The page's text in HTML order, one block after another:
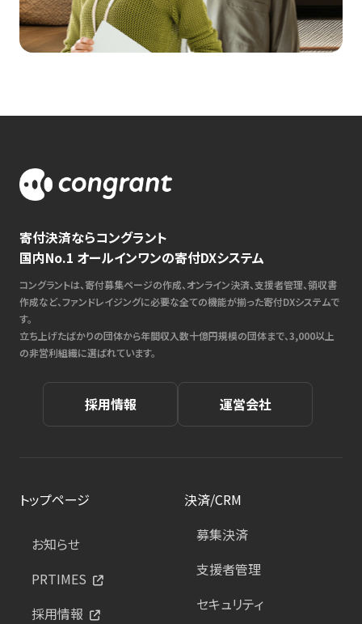
寄付決済ならコングラント
国内No.1 オールインワンの寄付DXシステム
コングラントは、寄付募集ページの作成、オンライン決済、支援者管理、領収書
作成など、ファンドレイジングに必要な全ての機能が揃った寄付DXシステムで
す。
立ち上げたばかりの団体から年間収入数十億円規模の団体まで、3,000以上
の非営利組織に選ばれています。
採用情報 運営会社
トップページ
お知らせ
PRTIMES
採用情報
決済/CRM
募集決済
支援者管理
セキュリティ